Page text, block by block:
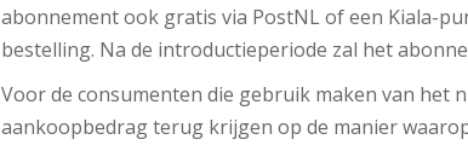
abonnement ook gratis via PostNL of een Kiala-
bestelling. Na de introductieperiode zal het
Voor de consumenten die gebruik maken van het
aankoopbedrag terug krijgen op de manier